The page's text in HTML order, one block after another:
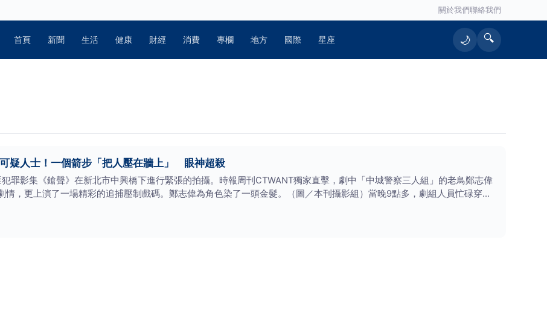
關於我們聯絡我們
首頁 新聞 生活 健康 財經 消費 專欄 地方 國際 星座 🌙 🔍
疑人士！一個箭步「把人壓在牆上」 眼神超殺
罪影集《鎗聲》在新北市中興橋下進行緊張的拍攝。時報周刊CTWANT獨家直擊，劇中「中城警察三人組」的老鳥鄭志偉
情，更上演了一場精彩的追捕壓制戲碼。鄭志偉為角色染了一頭金髮。（圖／本刊攝影組）當晚9點多，劇組人員忙碌穿梭